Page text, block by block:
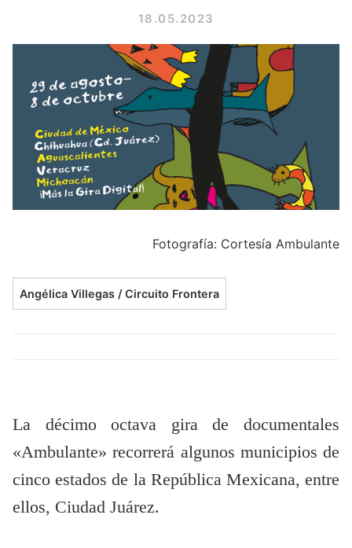
18.05.2023
Fotografía: Cortesía Ambulante
Angélica Villegas / Circuito Frontera
La décimo octava gira de documentales
«Ambulante» recorrerá algunos municipios de
cinco estados de la República Mexicana, entre
ellos, Ciudad Juárez.